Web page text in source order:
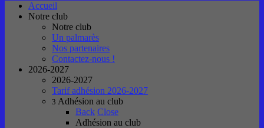
Accueil
Notre club
Notre club
Un palmarès
Nos partenaires
Contactez-nous !
2026-2027
2026-2027
Tarif adhésion 2026-2027
3 Adhésion au club
Back Close
Adhésion au club